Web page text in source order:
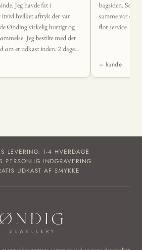
Jeg havde fat i
itvivl hvilket aftryk der var
Ønding virkelig hurtigt og
Jeg bestilte med det
om et udkast inden. 2 dage
vedhæng i min postkasse. Det
bagsiden.
samme var der
flot service
– kunde
LEVERING: 1-4 HVERDAGE
PERSONLIG INDGRAVERING
UDKAST AF SMYKKE